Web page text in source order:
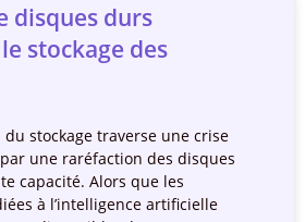
disques durs
stockage des
stockage traverse une crise
une raréfaction des disques
capacité. Alors que les
à l’intelligence artificielle